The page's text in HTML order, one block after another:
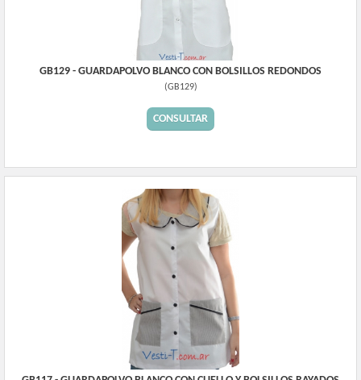
GB129 - GUARDAPOLVO BLANCO CON BOLSILLOS REDONDOS
(GB129)
CONSULTAR